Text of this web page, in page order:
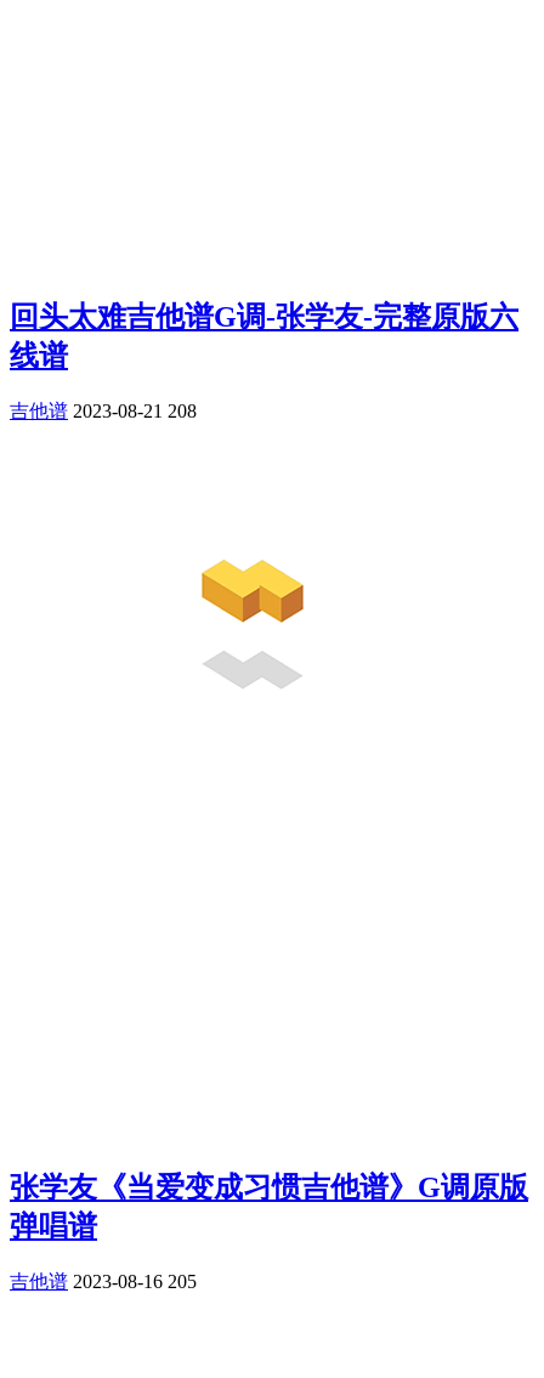
回头太难吉他谱G调-张学友-完整原版六
线谱
吉他谱 2023-08-21 208
张学友《当爱变成习惯吉他谱》G调原版
弹唱谱
吉他谱 2023-08-16 205